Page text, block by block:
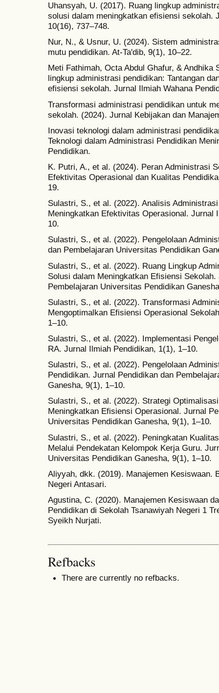
Uhansyah, U. (2017). Ruang lingkup
solusi dalam meningkatkan efisiensi sekolah.
10(16), 737–748.
Nur, N., & Usnur, U. (2024). Sistem
mutu pendidikan. At-Ta'dib, 9(1), 10–22.
Meti Fathimah, Octa Abdul Ghafur, & Andhika
lingkup administrasi pendidikan: Tantangan
efisiensi sekolah. Jurnal Ilmiah Wahana
Transformasi administrasi pendidikan untuk
sekolah. (2024). Jurnal Kebijakan dan
Inovasi teknologi dalam administrasi
Teknologi dalam Administrasi Pendidikan
Pendidikan.
K. Putri, A., et al. (2024). Peran Administrasi
Efektivitas Operasional dan Kualitas
19.
Sulastri, S., et al. (2022). Analisis
Meningkatkan Efektivitas Operasional. Jurnal
10.
Sulastri, S., et al. (2022). Pengelolaan
dan Pembelajaran Universitas Pendidikan
Sulastri, S., et al. (2022). Ruang Lingkup
Solusi dalam Meningkatkan Efisiensi
Pembelajaran Universitas Pendidikan
Sulastri, S., et al. (2022). Transformasi
Mengoptimalkan Efisiensi Operasional
1–10.
Sulastri, S., et al. (2022). Implementasi
RA. Jurnal Ilmiah Pendidikan, 1(1), 1–10.
Sulastri, S., et al. (2022). Pengelolaan
Pendidikan. Jurnal Pendidikan dan
Ganesha, 9(1), 1–10.
Sulastri, S., et al. (2022). Strategi
Meningkatkan Efisiensi Operasional. Jurnal
Universitas Pendidikan Ganesha, 9(1), 1–10.
Sulastri, S., et al. (2022). Peningkatan
Melalui Pendekatan Kelompok Kerja Guru.
Universitas Pendidikan Ganesha, 9(1), 1–10.
Aliyyah, dkk. (2019). Manajemen Kesiswaan.
Negeri Antasari.
Agustina, C. (2020). Manajemen Kesiswaan
Pendidikan di Sekolah Tsanawiyah Negeri 1
Syeikh Nurjati.
Refbacks
There are currently no refbacks.